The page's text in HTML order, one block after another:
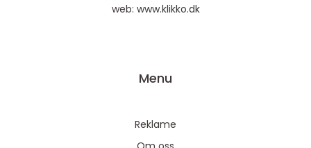
web: www.klikko.dk
Menu
Reklame